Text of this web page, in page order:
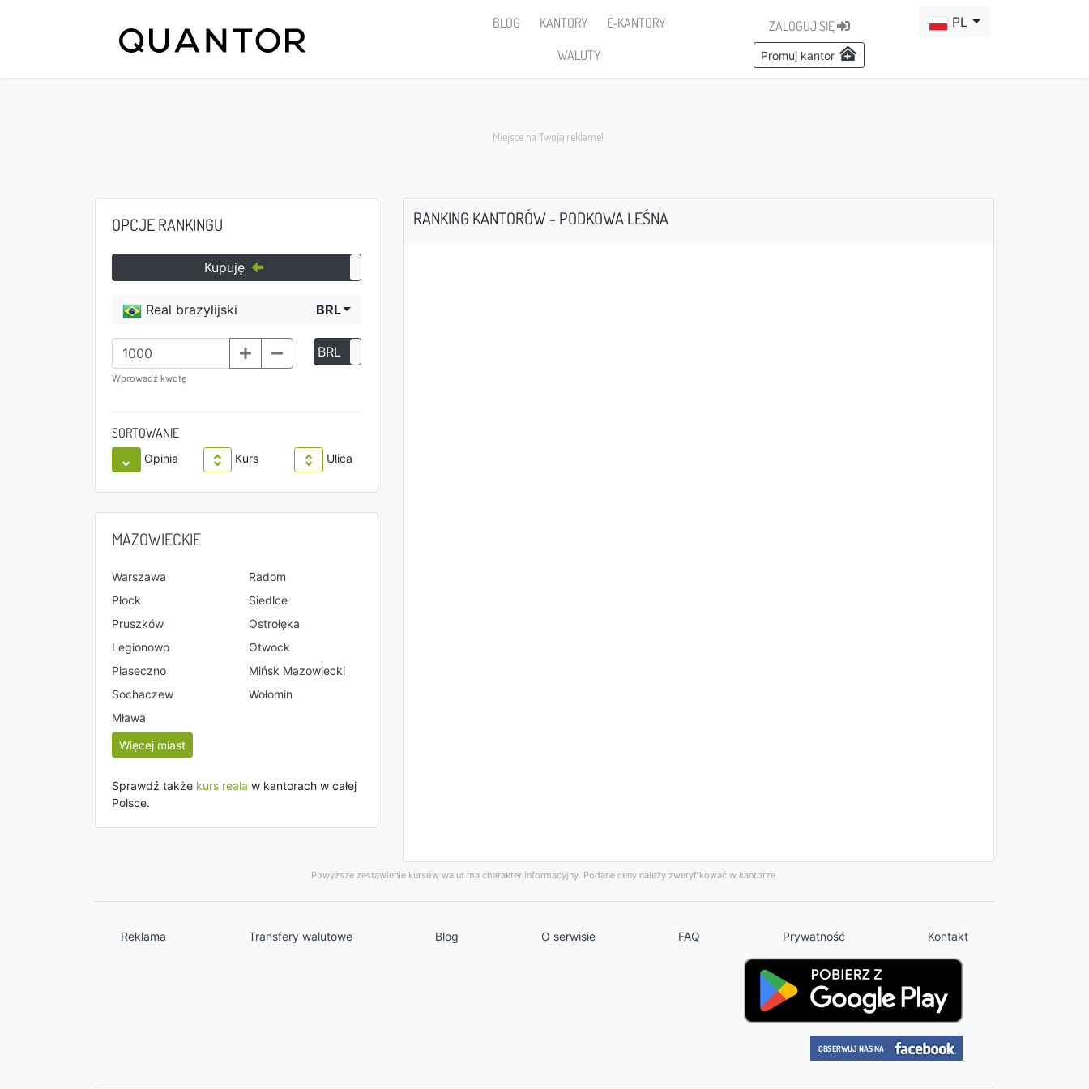
BLOG KANTORY
E-KANTORY
WALUTY
ZALOGUJ SIĘ
Promuj kantor
PL
OPCJE RANKINGU
Kupuję
Real brazylijski BRL
Wprowadź kwotę
BRL
SORTOWANIE
Opinia Kurs Ulica
MAZOWIECKIE
Warszawa
Radom
Płock
Siedlce
Pruszków
Ostrołęka
Legionowo
Otwock
Piaseczno
Mińsk Mazowiecki
Sochaczew
Wołomin
Mława
Więcej miast
Sprawdź także kurs reala w kantorach w całej
Polsce.
RANKING KANTORÓW - PODKOWA LEŚNA
Powyższe zestawienie kursów walut ma charakter informacyjny. Podane ceny należy zweryfikować w kantorze.
Reklama Transfery walutowe Blog O serwisie FAQ Prywatność Kontakt